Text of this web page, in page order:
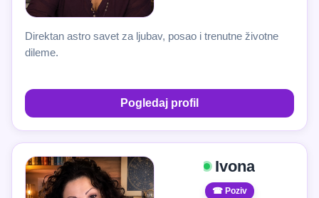
Direktan astro savet za ljubav, posao i trenutne životne
dileme.
Pogledaj profil
Ivona
☎ Poziv